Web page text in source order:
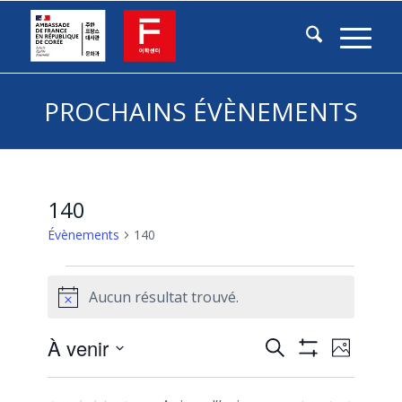
PROCHAINS ÉVÈNEMENTS
140
Évènements 140
Évènements
NoticeAucun résultat trouvé.
Recherche
et
Recherche
de
vues
Photo
À venir
Sélectionnez
la
List